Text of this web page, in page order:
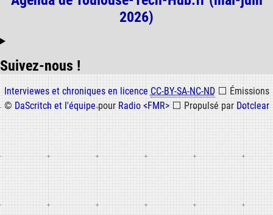
2026)
Suivez-nous !
Informations
Interviewes et chroniques en licence CC-BY-SA-NC-ND ⬜ Émissions
© DaScritch et l'équipepour Radio <FMR> ⬜ Propulsé par Dotclear